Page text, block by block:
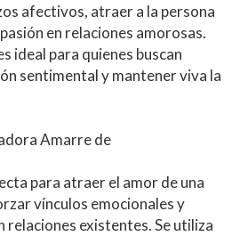
afectivos, atraer a la persona
en relaciones amorosas.
ideal para quienes buscan
sentimental y mantener viva la
Amarre de
para atraer el amor de una
vínculos emocionales y
relaciones existentes. Se utiliza